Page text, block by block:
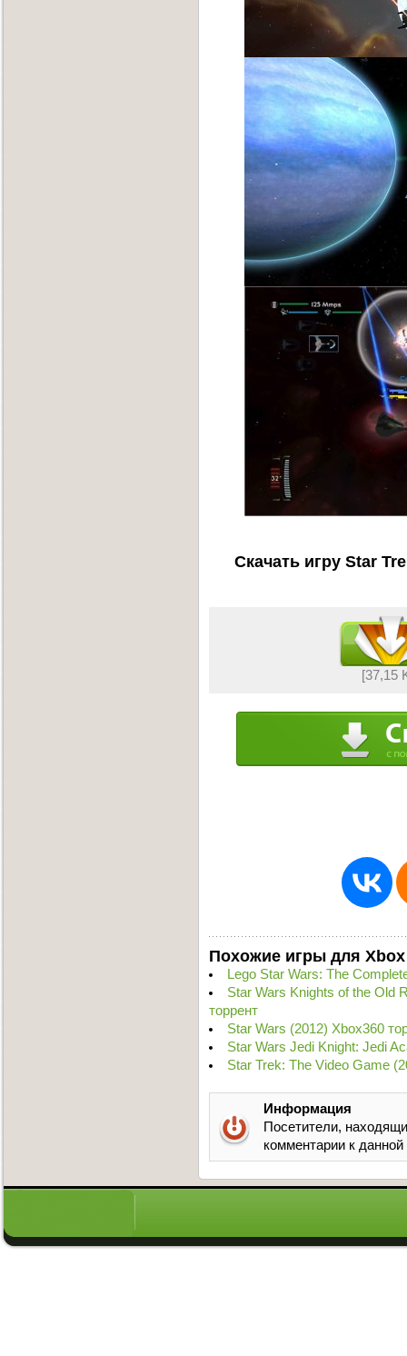
Скачать игру Star
[37,15
Похожие игры для Xbox
Lego Star Wars: The
Star Wars Knights of the Old
торрент
Star Wars (2012) Xbox360
Star Wars Jedi Knight: Jedi
Star Trek: The Video Game
Информация
Посетители,
комментарии к